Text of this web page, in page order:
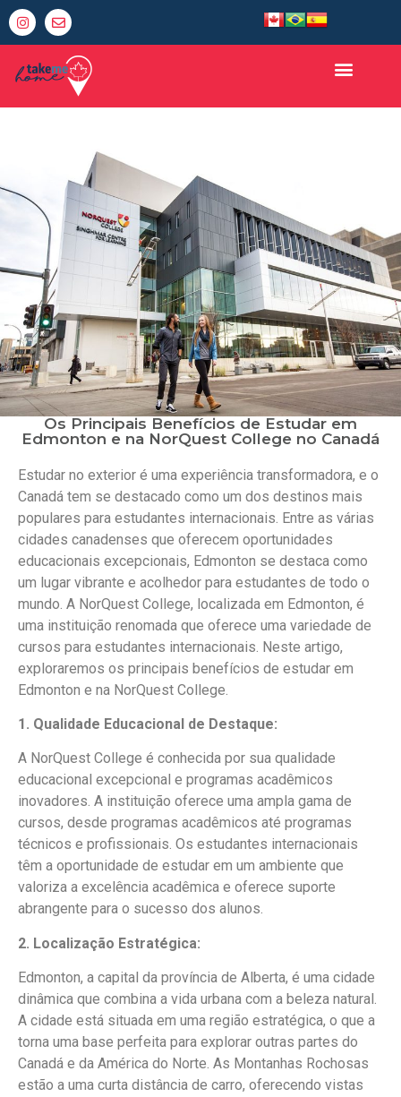
Os Principais Benefícios de Estudar em
Edmonton e na NorQuest College no Canadá
Estudar no exterior é uma experiência transformadora, e o
Canadá tem se destacado como um dos destinos mais
populares para estudantes internacionais. Entre as várias
cidades canadenses que oferecem oportunidades
educacionais excepcionais, Edmonton se destaca como
um lugar vibrante e acolhedor para estudantes de todo o
mundo. A NorQuest College, localizada em Edmonton, é
uma instituição renomada que oferece uma variedade de
cursos para estudantes internacionais. Neste artigo,
exploraremos os principais benefícios de estudar em
Edmonton e na NorQuest College.
1. Qualidade Educacional de Destaque:
A NorQuest College é conhecida por sua qualidade
educacional excepcional e programas acadêmicos
inovadores. A instituição oferece uma ampla gama de
cursos, desde programas acadêmicos até programas
técnicos e profissionais. Os estudantes internacionais
têm a oportunidade de estudar em um ambiente que
valoriza a excelência acadêmica e oferece suporte
abrangente para o sucesso dos alunos.
2. Localização Estratégica:
Edmonton, a capital da província de Alberta, é uma cidade
dinâmica que combina a vida urbana com a beleza natural.
A cidade está situada em uma região estratégica, o que a
torna uma base perfeita para explorar outras partes do
Canadá e da América do Norte. As Montanhas Rochosas
estão a uma curta distância de carro, oferecendo vistas